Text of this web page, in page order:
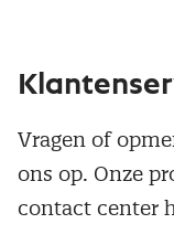
Vragen of
ons op. Onze
contact center